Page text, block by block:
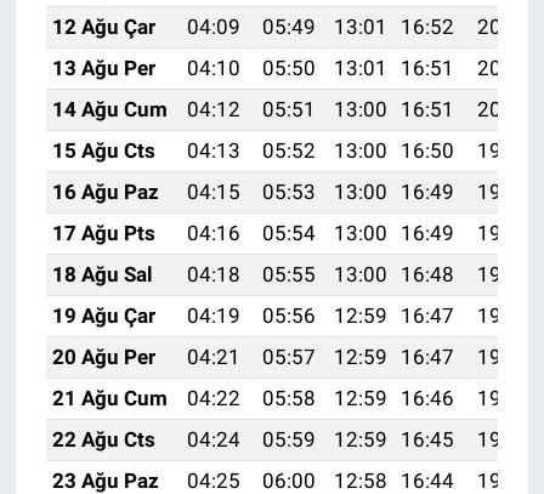
12 Ağu Çar
04:09 05:49 13:01 16:52
20:03
13 Ağu Per
04:10 05:50 13:01 16:51
20:01
14 Ağu Cum
04:12 05:51 13:00 16:51
20:00
15 Ağu Cts
04:13 05:52 13:00 16:50
19:59
16 Ağu Paz
04:15 05:53 13:00 16:49
19:57
17 Ağu Pts
04:16 05:54 13:00 16:49
19:56
18 Ağu Sal
04:18 05:55 13:00 16:48
19:54
19 Ağu Çar
04:19 05:56 12:59 16:47
19:53
20 Ağu Per
04:21 05:57 12:59 16:47
19:51
21 Ağu Cum
04:22 05:58 12:59 16:46
19:50
22 Ağu Cts
04:24 05:59 12:59 16:45
19:48
23 Ağu Paz
04:25 06:00 12:58 16:44
19:47